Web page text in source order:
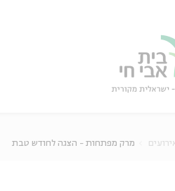
מרק מפתחות - הצגה לחודש טבת